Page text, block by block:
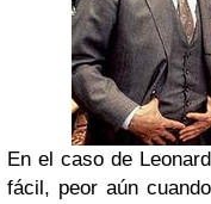
En el caso de
fácil, peor aún